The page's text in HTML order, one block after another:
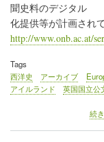
聞史料のデジタル
化提供等が計画されて
http://www.onb.ac.at/
Tags
西洋史
アーカイブ
アイルランド
英国国立公
12
続